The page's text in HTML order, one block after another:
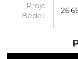
Proje
Bedeli